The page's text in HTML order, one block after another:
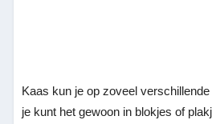
Kaas kun je op zoveel
je kunt het gewoon in blokjes of